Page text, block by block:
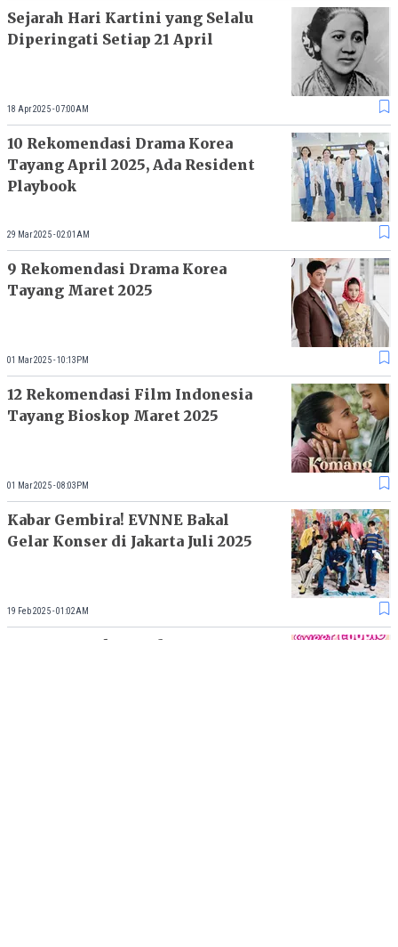
Sejarah Hari Kartini yang Selalu
Diperingati Setiap 21 April
18 Apr 2025 - 07:00AM
10 Rekomendasi Drama Korea
Tayang April 2025, Ada Resident
Playbook
29 Mar 2025 - 02:01AM
9 Rekomendasi Drama Korea
Tayang Maret 2025
01 Mar 2025 - 10:13PM
12 Rekomendasi Film Indonesia
Tayang Bioskop Maret 2025
01 Mar 2025 - 08:03PM
Kabar Gembira! EVNNE Bakal
Gelar Konser di Jakarta Juli 2025
19 Feb 2025 - 01:02AM
12 Promo Makanan dan